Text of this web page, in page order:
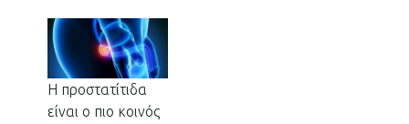
Η προστατίτιδα
είναι ο πιο κοινός